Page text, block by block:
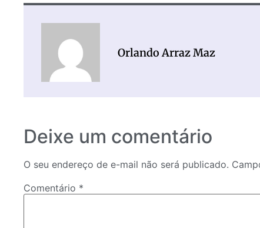
Orlando Arraz Maz
Deixe um comentário
O seu endereço de e-mail não será publicado.
Comentário *